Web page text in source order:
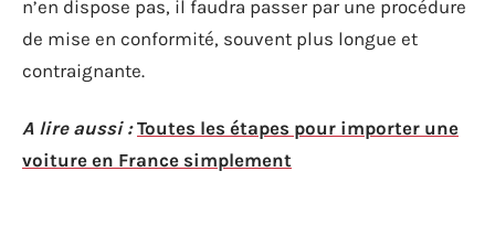
n’en dispose pas, il faudra passer par une procédure
de mise en conformité, souvent plus longue et
contraignante.
A lire aussi : Toutes les étapes pour importer une
voiture en France simplement